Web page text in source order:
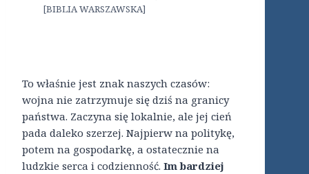
[BIBLIA WARSZAWSKA]
To właśnie jest znak naszych czasów:
wojna nie zatrzymuje się dziś na granicy
państwa. Zaczyna się lokalnie, ale jej cień
pada daleko szerzej. Najpierw na politykę,
potem na gospodarkę, a ostatecznie na
ludzkie serca i codzienność. Im bardziej